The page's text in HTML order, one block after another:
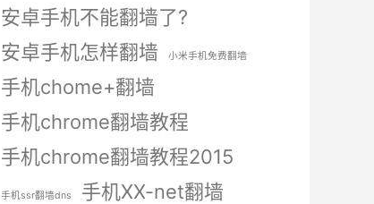
安卓手机不能翻墙了?
安卓手机怎样翻墙
小米手机免费翻墙
手机chome+翻墙
手机chrome翻墙教程
手机chrome翻墙教程2015
手机ssr翻墙dns
手机XX-net翻墙